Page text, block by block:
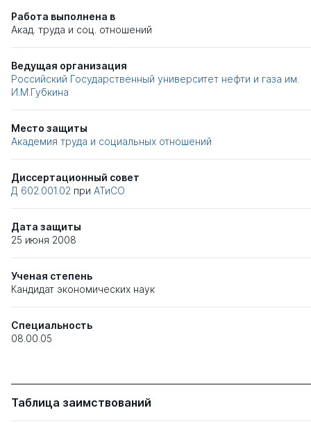
Работа выполнена в
Акад. труда и соц. отношений
Ведущая организация
Российский Государственный университет нефти и газа им.
И.М.Губкина
Место защиты
Академия труда и социальных отношений
Диссертационный совет
Д 602.001.02 при АТиСО
Дата защиты
25 июня 2008
Ученая степень
Кандидат экономических наук
Специальность
08.00.05
Таблица заимствований